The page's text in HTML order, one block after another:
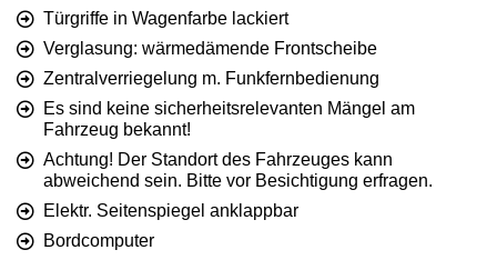
Türgriffe in Wagenfarbe lackiert
Verglasung: wärmedämende Frontscheibe
Zentralverriegelung m. Funkfernbedienung
Es sind keine sicherheitsrelevanten Mängel am
Fahrzeug bekannt!
Achtung! Der Standort des Fahrzeuges kann
abweichend sein. Bitte vor Besichtigung erfragen.
Elektr. Seitenspiegel anklappbar
Bordcomputer